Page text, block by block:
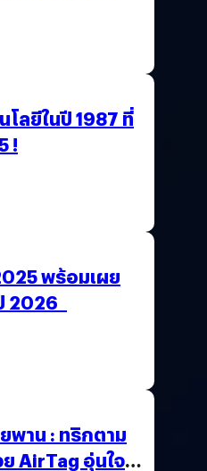
โลยีในปี 1987 ที่
!
พร้อมเผย
2026
พาน : ทริกตาม
ย AirTag อุ่นใจ